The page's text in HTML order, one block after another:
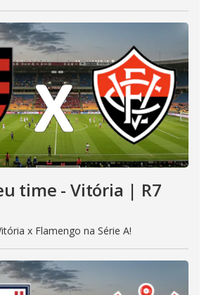
time - Vitória | R7
x Flamengo na Série A!